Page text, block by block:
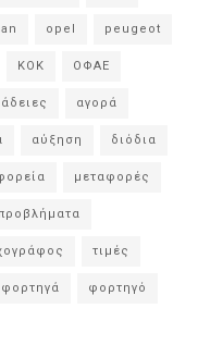
opel peugeot
ΚΟΚ ΟΦΑΕ
άδειες αγορά
αύξηση διόδια
μεταφορές
τιμές
φορτηγά φορτηγό